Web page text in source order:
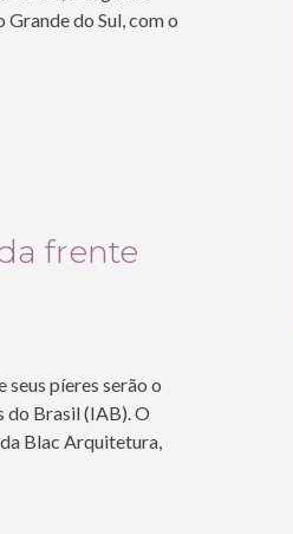
do Sul, com o
frente
píeres serão o
Brasil (IAB). O
Blac Arquitetura,